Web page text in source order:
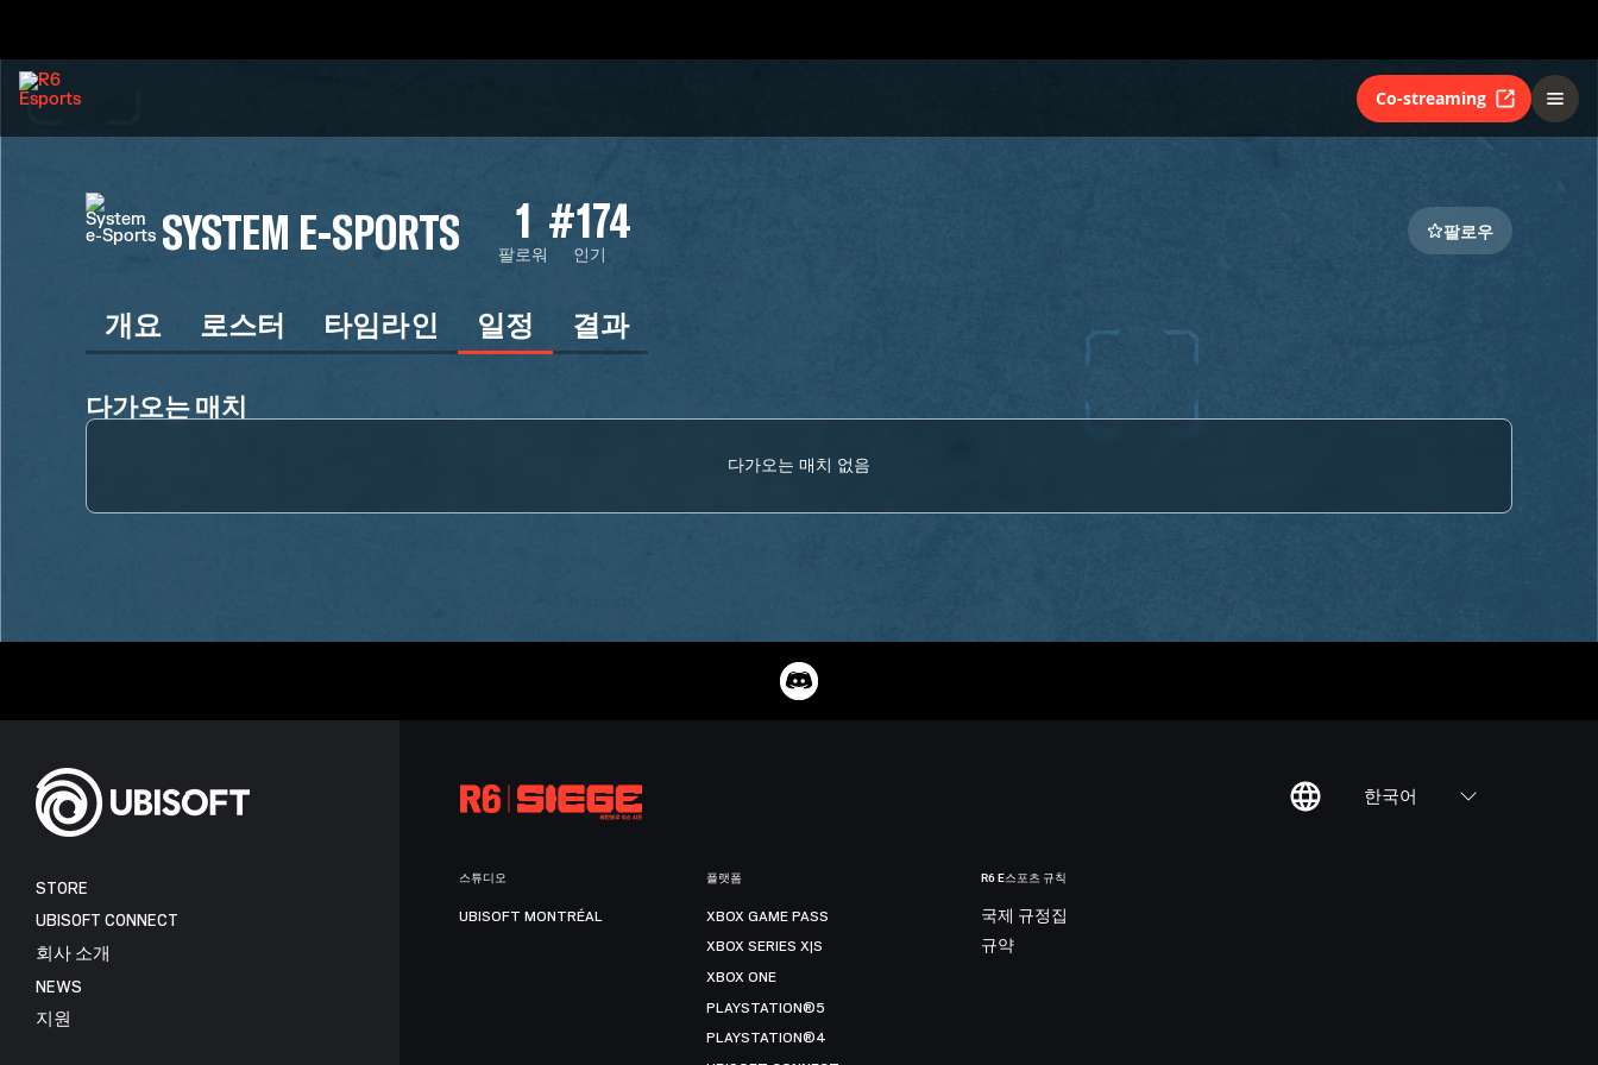
Co-streaming
SYSTEM E-SPORTS 1
팔로워
#174
인기
팔로우
개요 로스터 타임라인 일정 결과
다가오는 매치
다가오는 매치 없음
한국어
STORE
UBISOFT CONNECT
회사 소개
NEWS
지원
스튜디오
UBISOFT MONTRÉAL
플랫폼
XBOX GAME PASS
XBOX SERIES X|S
XBOX ONE
PLAYSTATION®5
PLAYSTATION®4
R6 E스포츠 규칙
국제 규정집
규약